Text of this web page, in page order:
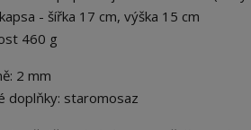
- šířka 17 cm, výška 15 cm
460 g
2 mm
doplňky: staromosaz